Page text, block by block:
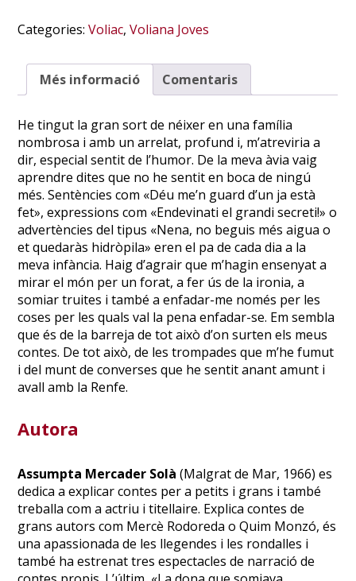
Categories:Voliac,Voliana Joves
Més informació Comentaris
He tingut la gran sort de néixer en una família
nombrosa i amb un arrelat, profund i, m’atreviria a
dir, especial sentit de l’humor. De la meva àvia vaig
aprendre dites que no he sentit en boca de ningú
més. Sentències com «Déu me’n guard d’un ja està
fet», expressions com «Endevinati el grandi secreti!» o
advertències del tipus «Nena, no beguis més aigua o
et quedaràs hidròpila» eren el pa de cada dia a la
meva infància. Haig d’agrair que m’hagin ensenyat a
mirar el món per un forat, a fer ús de la ironia, a
somiar truites i també a enfadar-me només per les
coses per les quals val la pena enfadar-se. Em sembla
que és de la barreja de tot això d’on surten els meus
contes. De tot això, de les trompades que m’he fumut
i del munt de converses que he sentit anant amunt i
avall amb la Renfe.
Autora
Assumpta Mercader Solà (Malgrat de Mar, 1966) es
dedica a explicar contes per a petits i grans i també
treballa com a actriu i titellaire. Explica contes de
grans autors com Mercè Rodoreda o Quim Monzó, és
una apassionada de les llegendes i les rondalles i
també ha estrenat tres espectacles de narració de